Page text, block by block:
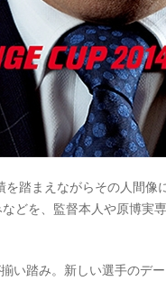
踏まえながらその人間像
どを、監督本人や原博実
い踏み。新しい選手のデ